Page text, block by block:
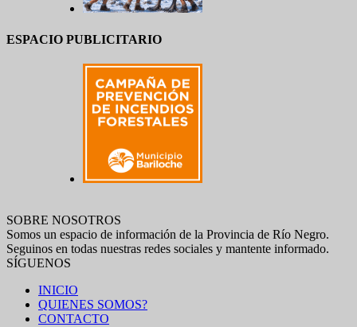
ESPACIO PUBLICITARIO
SOBRE NOSOTROS
Somos un espacio de información de la Provincia de Río Negro.
Seguinos en todas nuestras redes sociales y mantente informado.
SÍGUENOS
INICIO
QUIENES SOMOS?
CONTACTO